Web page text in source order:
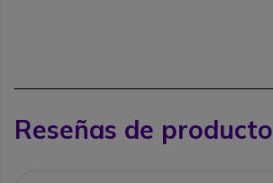
Reseñas de producto